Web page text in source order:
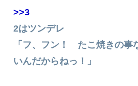
>>3
2はツンデレ
「フ、フン！ たこ焼きの事
いんだからねっ！」